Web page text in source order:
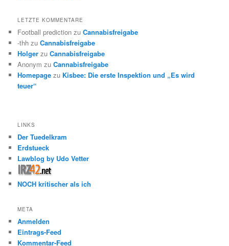
LETZTE KOMMENTARE
Football prediction zuCannabisfreigabe
-thh zuCannabisfreigabe
Holger zuCannabisfreigabe
Anonym zuCannabisfreigabe
Homepage zu Kisbee: Die erste Inspektion und „Es wird
teuer“
LINKS
Der Tuedelkram
Erdstueck
Lawblog by Udo Vetter
NOCH kritischer als ich
META
Anmelden
Eintrags-Feed
Kommentar-Feed